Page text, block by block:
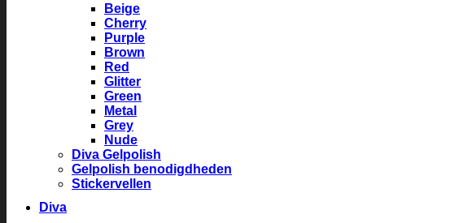
Beige
Cherry
Purple
Brown
Red
Glitter
Green
Metal
Grey
Nude
Diva Gelpolish
Gelpolish benodigdheden
Stickervellen
Diva